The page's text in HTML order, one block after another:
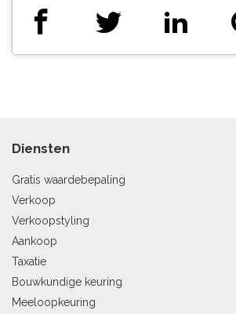
Diensten
Gratis waardebepaling
Verkoop
Verkoopstyling
Aankoop
Taxatie
Bouwkundige keuring
Meeloopkeuring